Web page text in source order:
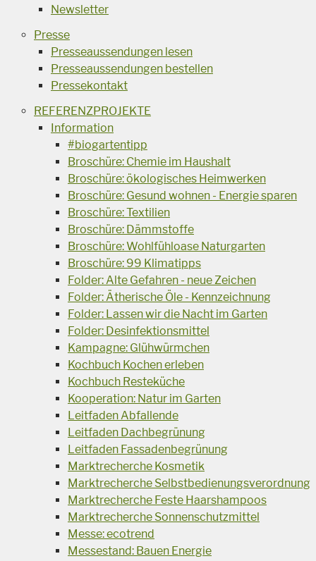
Newsletter
Presse
Presseaussendungen lesen
Presseaussendungen bestellen
Pressekontakt
REFERENZPROJEKTE
Information
#biogartentipp
Broschüre: Chemie im Haushalt
Broschüre: ökologisches Heimwerken
Broschüre: Gesund wohnen - Energie sparen
Broschüre: Textilien
Broschüre: Dämmstoffe
Broschüre: Wohlfühloase Naturgarten
Broschüre: 99 Klimatipps
Folder: Alte Gefahren - neue Zeichen
Folder: Ätherische Öle - Kennzeichnung
Folder: Lassen wir die Nacht im Garten
Folder: Desinfektionsmittel
Kampagne: Glühwürmchen
Kochbuch Kochen erleben
Kochbuch Resteküche
Kooperation: Natur im Garten
Leitfaden Abfallende
Leitfaden Dachbegrünung
Leitfaden Fassadenbegrünung
Marktrecherche Kosmetik
Marktrecherche Selbstbedienungsverordnung
Marktrecherche Feste Haarshampoos
Marktrecherche Sonnenschutzmittel
Messe: ecotrend
Messestand: Bauen Energie